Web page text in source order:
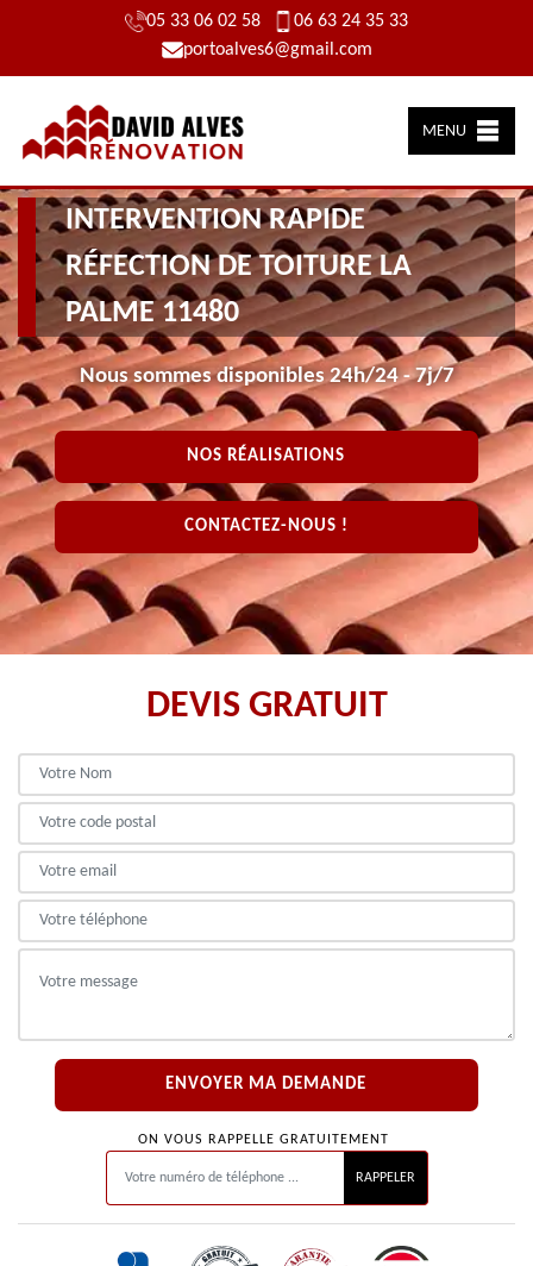
05 33 06 02 58
06 63 24 35 33
portoalves6@gmail.com
MENU
INTERVENTION RAPIDE
RÉFECTION DE TOITURE LA
PALME 11480
Nous sommes disponibles 24h/24 - 7j/7
NOS RÉALISATIONS
CONTACTEZ-NOUS !
DEVIS GRATUIT
ON VOUS RAPPELLE GRATUITEMENT